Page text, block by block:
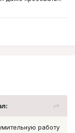
работу